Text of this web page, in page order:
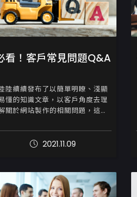
看！客戶常見問題Q&A
陸續續發布了以簡單明瞭、淺顯
懂的知識文章，以客戶角度去理
關於網站製作的相關問題，這一
常詢問的問題整理成短篇集錦，
讓有疑問的大眾可以快速解決疑
2021.11.09